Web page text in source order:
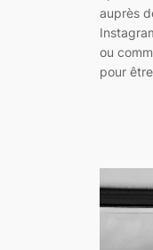
auprès
ou
pour